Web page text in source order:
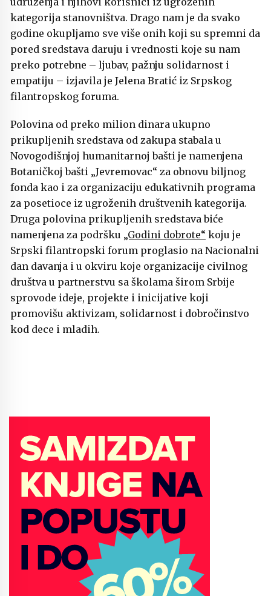
kategorija stanovništva. Drago nam je da svako
godine okupljamo sve više onih koji su spremni da
pored sredstava daruju i vrednosti koje su nam
preko potrebne – ljubav, pažnju solidarnost i
empatiju – izjavila je Jelena Bratić iz Srpskog
filantropskog foruma.
Polovina od preko milion dinara ukupno
prikupljenih sredstava od zakupa stabala u
Novogodišnjoj humanitarnoj bašti je namenjena
Botaničkoj bašti „Jevremovac“ za obnovu biljnog
fonda kao i za organizaciju edukativnih programa
za posetioce iz ugroženih društvenih kategorija.
Druga polovina prikupljenih sredstava biće
namenjena za podršku „Godini dobrote“ koju je
Srpski filantropski forum proglasio na Nacionalni
dan davanja i u okviru koje organizacije civilnog
društva u partnerstvu sa školama širom Srbije
sprovode ideje, projekte i inicijative koji
promovišu aktivizam, solidarnost i dobročinstvo
kod dece i mladih.